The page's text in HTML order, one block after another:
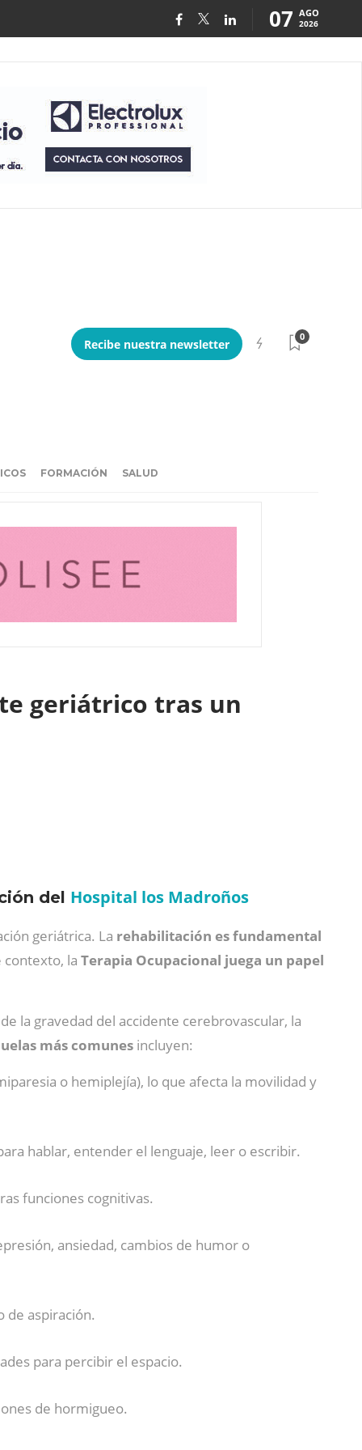
07 AGO
2026
Recibe nuestra newsletter
0
FORMACIÓN SALUD
geriátrico tras un
del Hospital los Madroños
geriátrica. La rehabilitación es fundamental
contexto, la Terapia Ocupacional juega un papel
la gravedad del accidente cerebrovascular, la
más comunes incluyen:
o hemiplejía), lo que afecta la movilidad y
hablar, entender el lenguaje, leer o escribir.
funciones cognitivas.
ansiedad, cambios de humor o
de aspiración.
para percibir el espacio.
de hormigueo.